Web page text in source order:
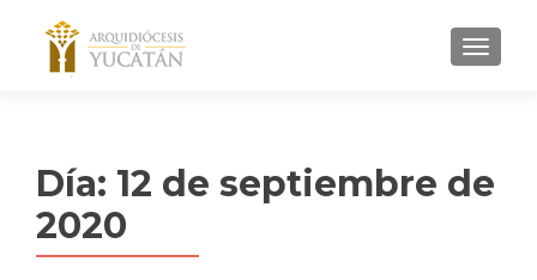
MENU
Día: 12 de septiembre de
2020